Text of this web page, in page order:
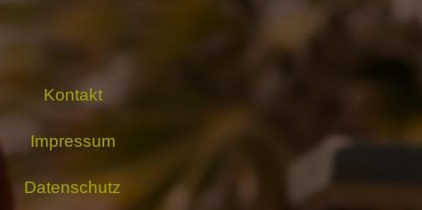
Kontakt
Impressum
Datenschutz